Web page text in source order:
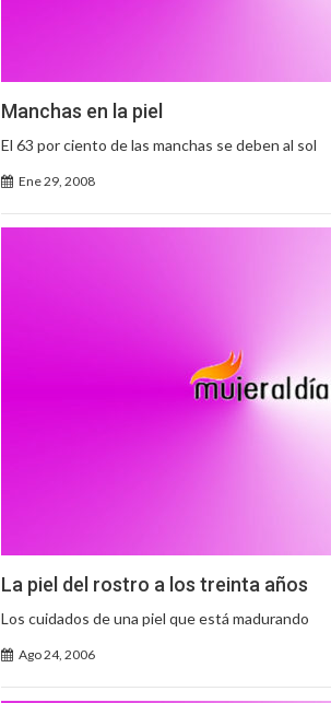
Manchas en la piel
El 63 por ciento de las manchas se deben al sol
Ene 29, 2008
La piel del rostro a los treinta años
Los cuidados de una piel que está madurando
Ago 24, 2006